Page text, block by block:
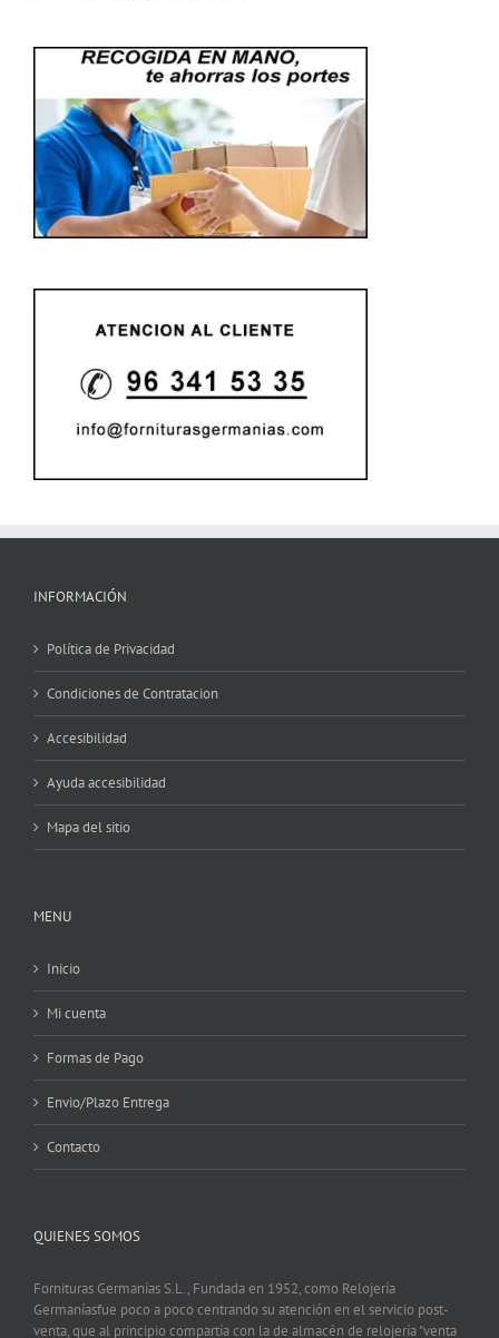
INFORMACIÓN
Política de Privacidad
Condiciones de Contratacion
Accesibilidad
Ayuda accesibilidad
Mapa del sitio
MENU
Inicio
Mi cuenta
Formas de Pago
Envio/Plazo Entrega
Contacto
QUIENES SOMOS
Fornituras Germanías S.L., Fundada en 1952, como Relojería
Germaníasfue poco a poco centrando su atención en el servicio post-
venta, que al principio compartía con la de almacén de relojería "venta